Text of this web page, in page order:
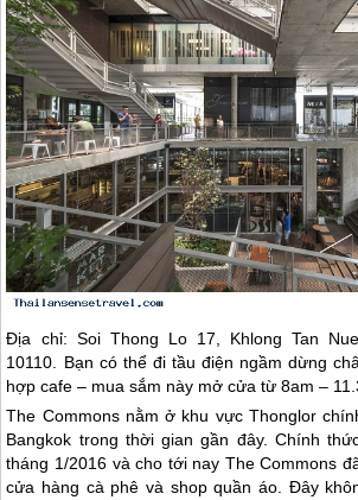
Địa chỉ: Soi Thong Lo 17, Khlong Tan
10110. Bạn có thể đi tầu điện ngầm dừng
hợp cafe – mua sắm này mở cửa từ 8am –
The Commons nằm ở khu vực Thonglor
Bangkok trong thời gian gần đây. Chính
tháng 1/2016 và cho tới nay The Commons
cửa hàng cà phê và shop quần áo. Đây